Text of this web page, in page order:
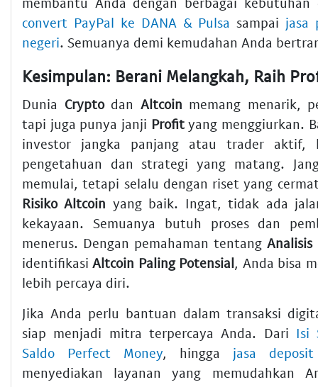
convert PayPal ke DANA & Pulsa sampai jasa
negeri. Semuanya demi kemudahan Anda
Dunia Cryptodan Altcoin memang menarik,
tapi juga punya janji Profityang menggiurkan.
investor jangka panjang atau trader aktif,
pengetahuan dan strategi yang matang.
memulai, tetapi selalu dengan riset yang
Risiko Altcoin yang baik. Ingat, tidak ada
kekayaan. Semuanya butuh proses dan
menerus. Dengan pemahaman tentang Analisis
identifikasiAltcoin Paling Potensial, Anda bisa
lebih percaya diri.
Jika Anda perlu bantuan dalam transaksi
siap menjadi mitra terpercaya Anda. Dari Isi
Saldo Perfect Money, hingga jasa
menyediakan layanan yang memudahkan